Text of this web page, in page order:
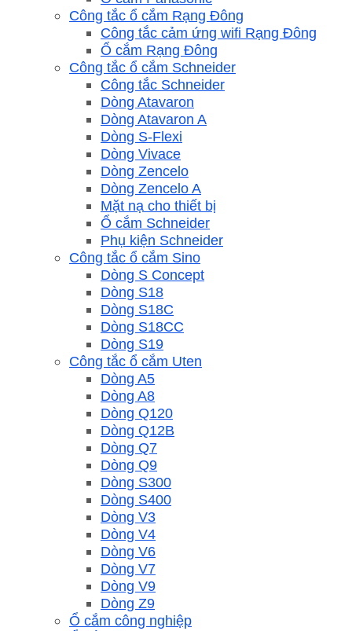
Công tắc ổ cắm Rạng Đông
Công tắc cảm ứng wifi Rạng Đông
Ổ cắm Rạng Đông
Công tắc ổ cắm Schneider
Công tắc Schneider
Dòng Atavaron
Dòng Atavaron A
Dòng S-Flexi
Dòng Vivace
Dòng Zencelo
Dòng Zencelo A
Mặt nạ cho thiết bị
Ổ cắm Schneider
Phụ kiện Schneider
Công tắc ổ cắm Sino
Dòng S Concept
Dòng S18
Dòng S18C
Dòng S18CC
Dòng S19
Công tắc ổ cắm Uten
Dòng A5
Dòng A8
Dòng Q120
Dòng Q12B
Dòng Q7
Dòng Q9
Dòng S300
Dòng S400
Dòng V3
Dòng V4
Dòng V6
Dòng V7
Dòng V9
Dòng Z9
Ổ cắm công nghiệp